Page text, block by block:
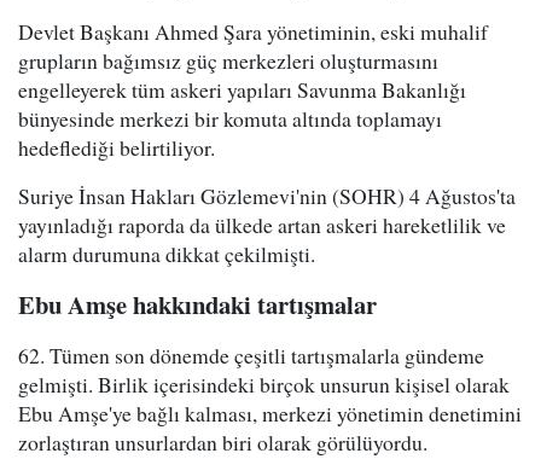
Devlet Başkanı Ahmed Şara yönetiminin, eski muhalif
grupların bağımsız güç merkezleri oluşturmasını
engelleyerek tüm askeri yapıları Savunma Bakanlığı
bünyesinde merkezi bir komuta altında toplamayı
hedeflediği belirtiliyor.
Suriye İnsan Hakları Gözlemevi'nin (SOHR) 4 Ağustos'ta
yayınladığı raporda da ülkede artan askeri hareketlilik ve
alarm durumuna dikkat çekilmişti.
Ebu Amşe hakkındaki tartışmalar
62. Tümen son dönemde çeşitli tartışmalarla gündeme
gelmişti. Birlik içerisindeki birçok unsurun kişisel olarak
Ebu Amşe'ye bağlı kalması, merkezi yönetimin denetimini
zorlaştıran unsurlardan biri olarak görülüyordu.